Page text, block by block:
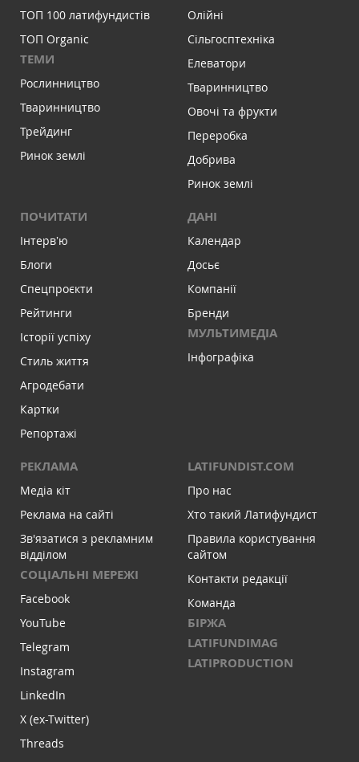
ТОП 100 латифундистів
ТОП Organic
ТЕМИ
Рослинництво
Тваринництво
Трейдинг
Ринок землі
Олійні
Сільгосптехніка
Елеватори
Тваринництво
Овочі та фрукти
Переробка
Добрива
Ринок землі
ПОЧИТАТИ
Інтервʼю
Блоги
Спецпроєкти
Рейтинги
Історії успіху
Стиль життя
Агродебати
Картки
Репортажі
ДАНІ
Календар
Досьє
Компанії
Бренди
МУЛЬТИМЕДІА
Інфографіка
РЕКЛАМА
Медіа кіт
Реклама на сайті
Зв'язатися з рекламним
відділом
СОЦІАЛЬНІ МЕРЕЖІ
Facebook
YouTube
Telegram
Instagram
LinkedIn
X (ex-Twitter)
Threads
LATIFUNDIST.COM
Про нас
Хто такий Латифундист
Правила користування
сайтом
Контакти редакції
Команда
БІРЖА
LATIFUNDIMAG
LATIPRODUCTION